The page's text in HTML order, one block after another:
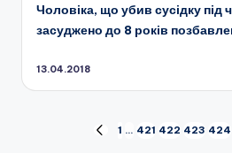
Чоловіка, що убив сусідку під
засуджено до 8 років
13.04.2018
Пагінація
ПОПЕРЕДНЯ
1 … 421 422 423 424